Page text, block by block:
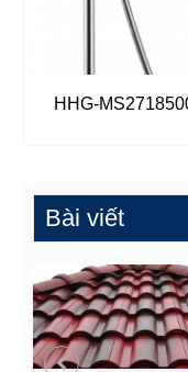
HHG-
Bài viết